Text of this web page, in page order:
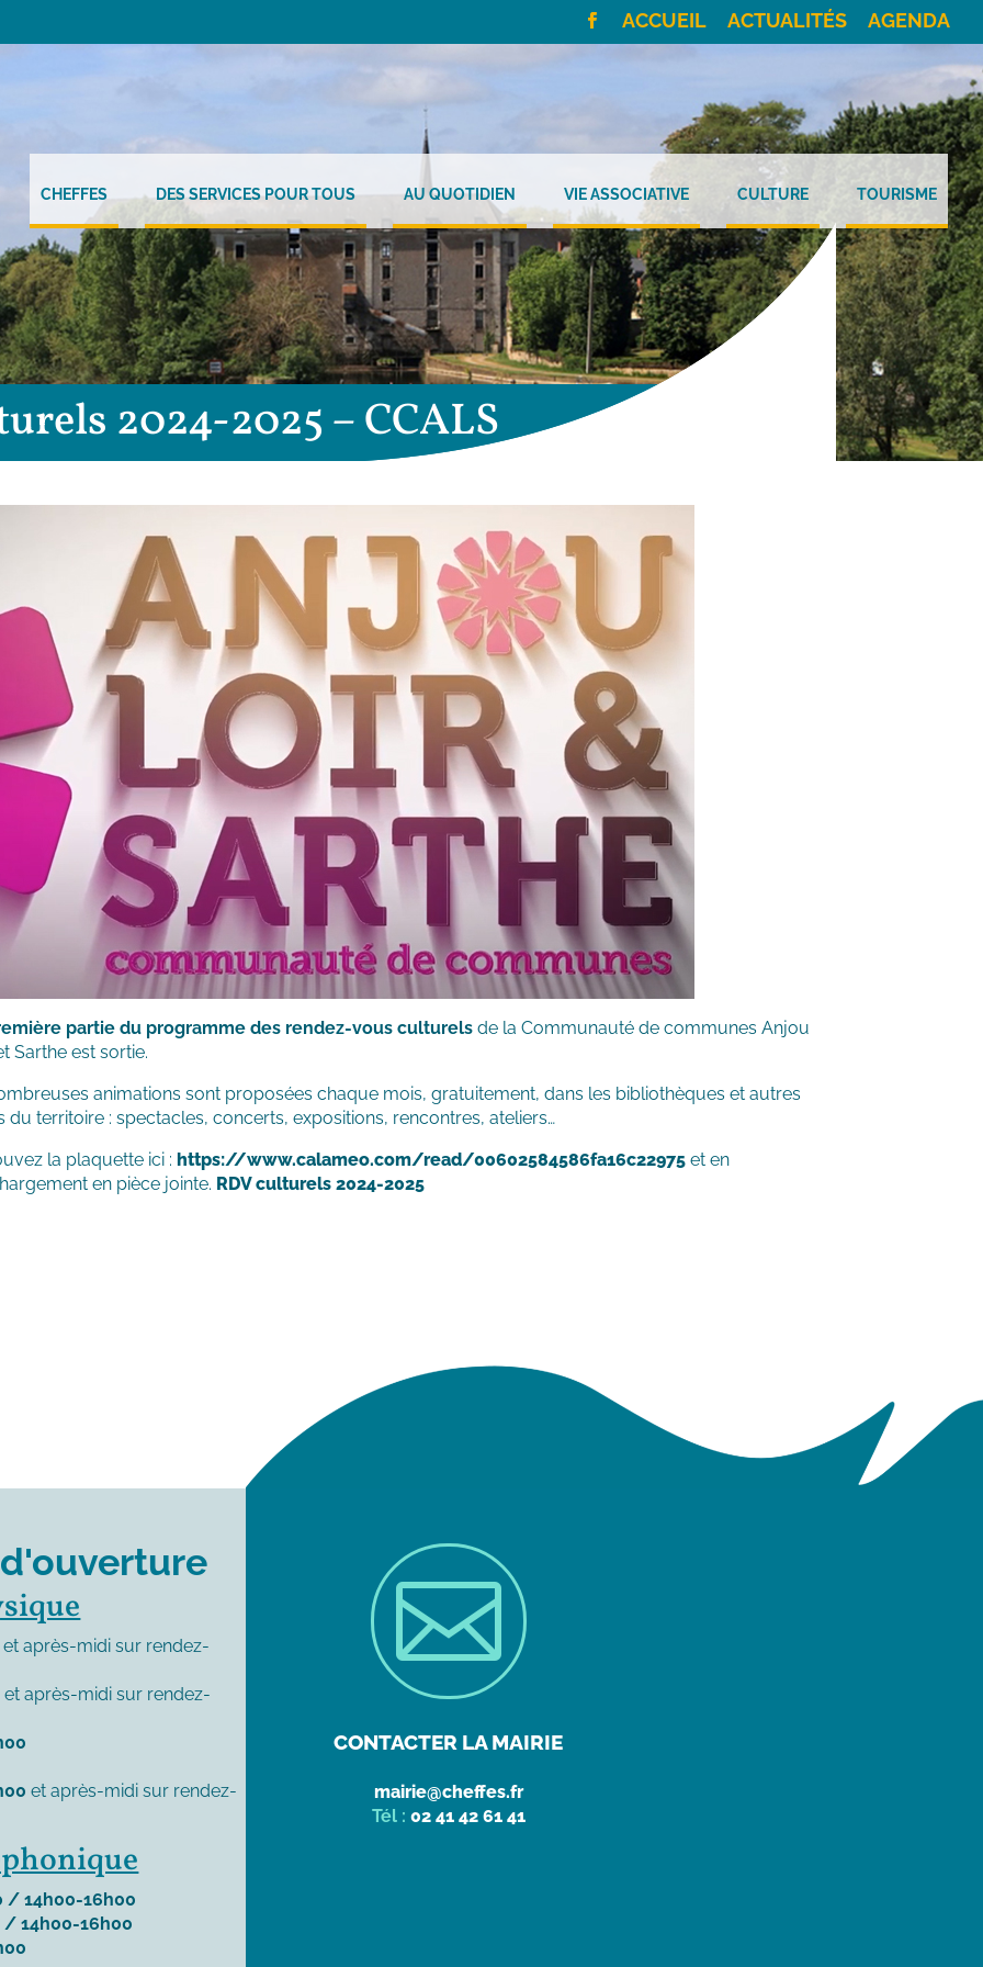
ACCUEIL ACTUALITÉS AGENDA
CHEFFES DES SERVICES POUR TOUS AU QUOTIDIEN VIE ASSOCIATIVE CULTURE TOURISME
2024-2025 – CCALS
partie du programme des rendez-vous culturels de la Communauté de communes Anjou
Sarthe est sortie.
animations sont proposées chaque mois, gratuitement, dans les bibliothèques et autres
du territoire : spectacles, concerts, expositions, rencontres, ateliers…
la plaquette ici :https://www.calameo.com/read/00602584586fa16c22975 et en
en pièce jointe. RDV culturels 2024-2025
et après-midi sur rendez-
et après-midi sur rendez-
et après-midi sur rendez-
/ 14h00-16h00
/ 14h00-16h00

CONTACTER LA MAIRIE
mairie@cheffes.fr
Tél : 02 41 42 61 41